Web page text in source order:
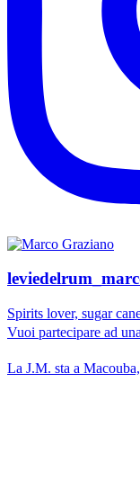
Spirits lover, sugar
Vuoi partecipare ad
La J.M. sta a